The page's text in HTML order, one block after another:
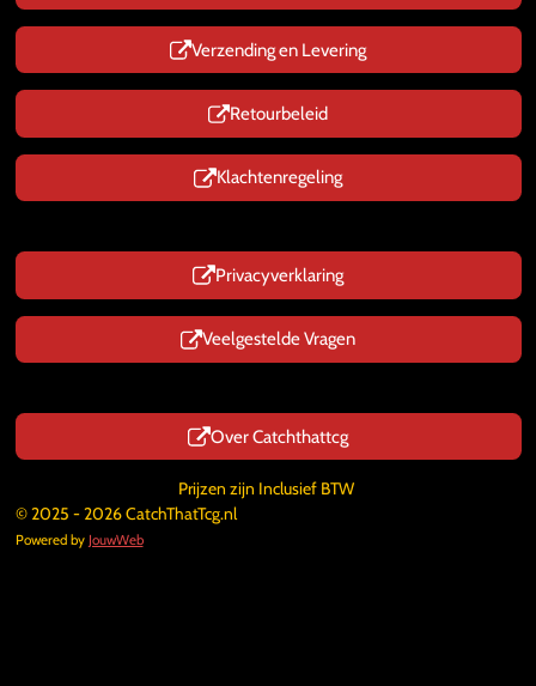
Verzending en Levering
Retourbeleid
Klachtenregeling
Privacyverklaring
Veelgestelde Vragen
Over Catchthattcg
Prijzen zijn Inclusief BTW
© 2025 - 2026 CatchThatTcg.nl
Powered by JouwWeb